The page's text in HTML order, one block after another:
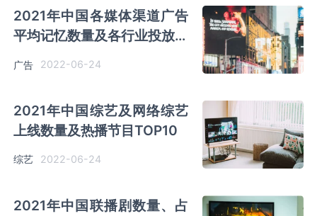
2021年中国各媒体渠道广告
平均记忆数量及各行业投放期
广告 2022-06-24
2021年中国综艺及网络综艺
上线数量及热播节目TOP10
综艺 2022-06-24
2021年中国联播剧数量、占